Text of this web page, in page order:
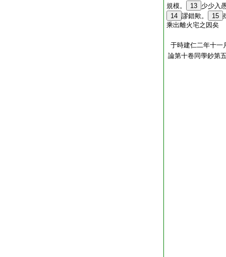
規模。
13 少少入
14 謬錯歟。 15
乘出離火宅之因矣
于時建仁二年十一
論第十卷同學鈔第